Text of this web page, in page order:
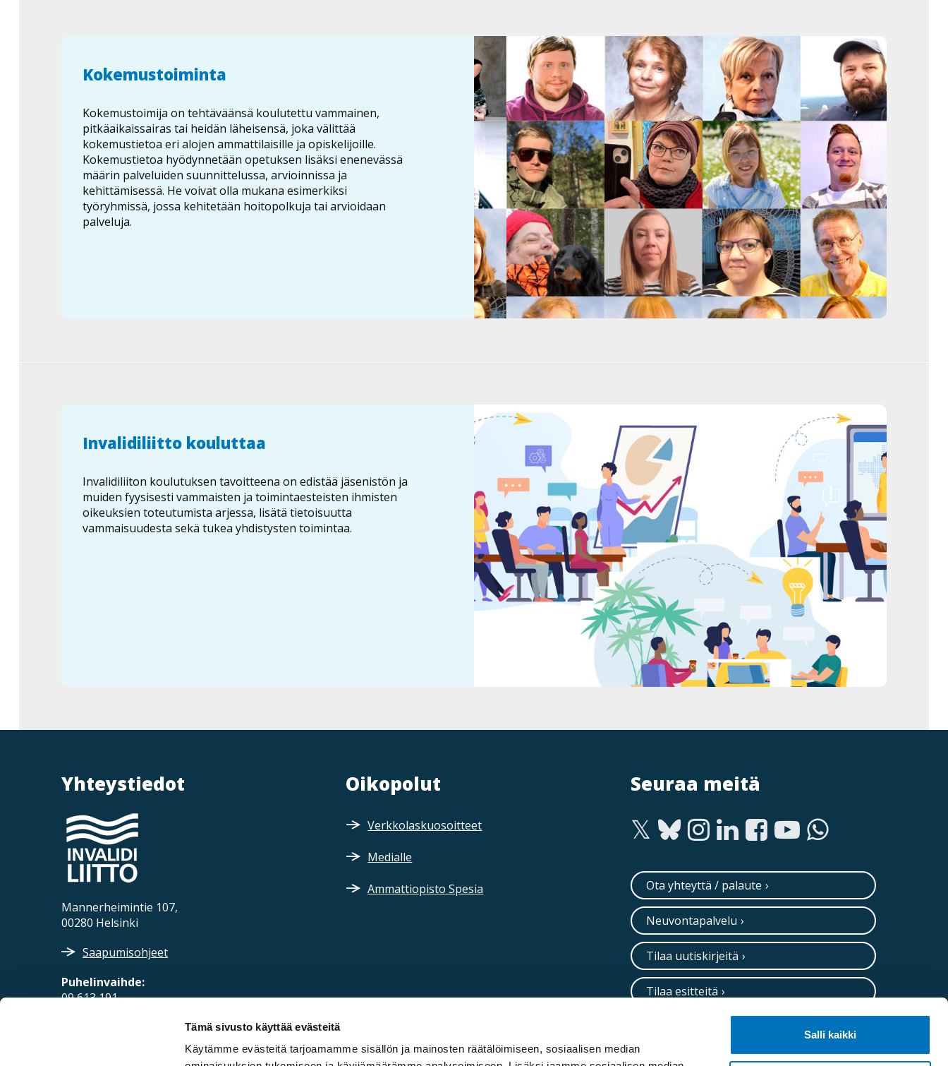
Tämä sivusto käyttää evästeitä
Käytämme evästeitä tarjoamamme sisällön ja mainosten räätälöimiseen, sosiaalisen median
Salli kaikki
Kokemustoiminta
Kokemustoimija on tehtäväänsä koulutettu vammainen,
pitkäaikaissairas tai heidän läheisensä, joka välittää
kokemustietoa eri alojen ammattilaisille ja opiskelijoille.
Kokemustietoa hyödynnetään opetuksen lisäksi enenevässä
määrin palveluiden suunnittelussa, arvioinnissa ja
kehittämisessä. He voivat olla mukana esimerkiksi
työryhmissä, jossa kehitetään hoitopolkuja tai arvioidaan
palveluja.
Invalidiliitto kouluttaa
Invalidiliiton koulutuksen tavoitteena on edistää jäsenistön ja
muiden fyysisesti vammaisten ja toimintaesteisten ihmisten
oikeuksien toteutumista arjessa, lisätä tietoisuutta
vammaisuudesta sekä tukea yhdistysten toimintaa.
Yhteystiedot
Mannerheimintie 107,
00280 Helsinki
Saapumisohjeet
Puhelinvaihde:
09 613 191
Oikopolut
Verkkolaskuosoitteet
Medialle
Ammattiopisto Spesia
Seuraa meitä
Ota yhteyttä / palaute
Neuvontapalvelu
Tilaa uutiskirjeitä
Tilaa esitteitä